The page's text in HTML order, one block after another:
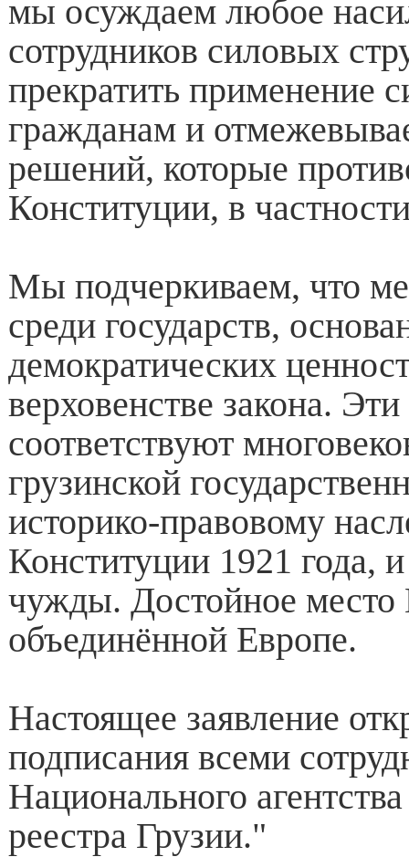
мы осуждаем любое
сотрудников силовых
прекратить применение
гражданам и
решений, которые
Конституции, в
Мы подчеркиваем, что
среди государств,
демократических
верховенстве закона.
соответствуют
грузинской
историко-правовому
Конституции 1921 года,
чужды. Достойное место
объединённой Европе.
Настоящее заявление
подписания всеми
Национального
реестра Грузии."